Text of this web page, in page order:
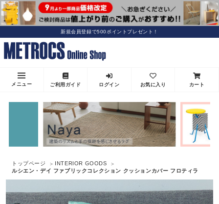
新規会員登録で500ポイントプレゼント！
メニュー ご利用ガイド ログイン お気に入り カート
トップページ
INTERIOR GOODS
ルシエン・デイ ファブリックコレクション クッションカバー フロティラ